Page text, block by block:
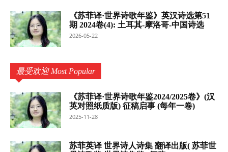
《苏菲译·世界诗歌年鉴》英汉诗选第51
期 2024卷(4): 土耳其-摩洛哥-中国诗选
2026-05-22
最受欢迎 Most Popular
《苏菲译·世界诗歌年鉴2024/2025卷》(汉
英对照纸质版) 征稿启事 (每年一卷)
2025-11-28
苏菲英译 世界诗人诗集 翻译出版( 苏菲世